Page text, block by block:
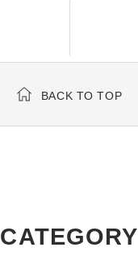
BACK TO TOP
CATEGORY